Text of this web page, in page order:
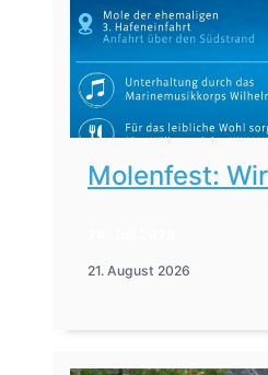
Molenfest:
21. August 2026